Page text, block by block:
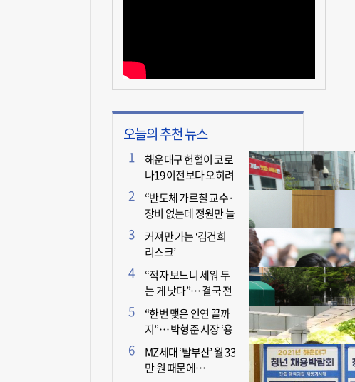
오늘의 추천 뉴스
해운대구 헌혈이 코로
나19 이전보다 오히려
더 늘어난 이유는?
“반도체 가르칠 교수·
장비 없는데 정원만 늘
리면 뭐 하나”
커져만 가는 ‘김건희
리스크’
“적자 보느니 세워 두
는 게 낫다”… 결국 전
면 휴업 선언한 택시회
사
“한번 맺은 인연 끝까
지”… 박형준 시장 ‘용
인술’ 주목
MZ세대 ‘탈부산’ 월 33
만 원 때문에…